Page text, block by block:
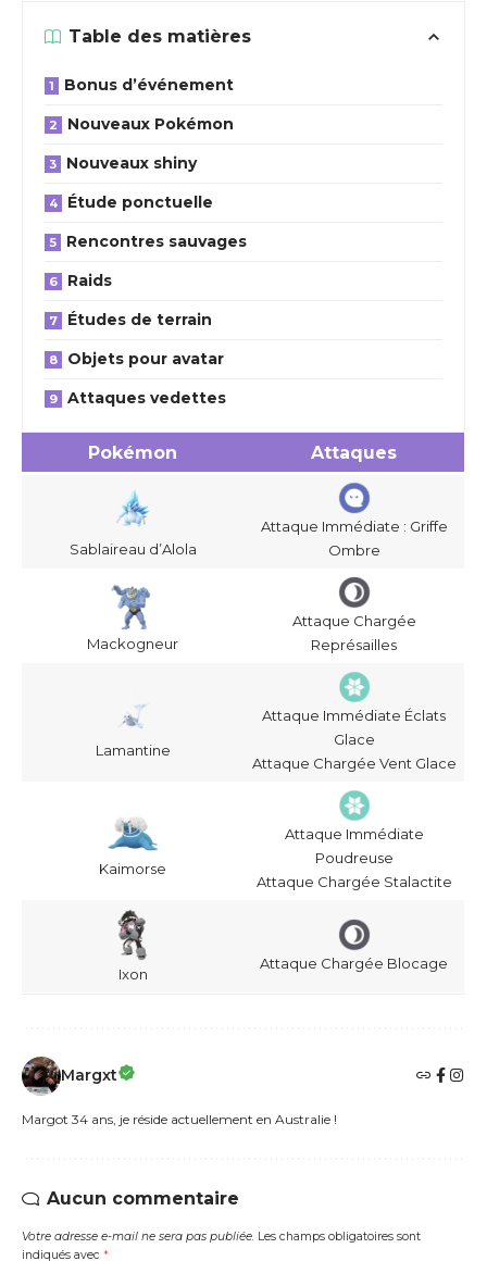
Table des matières
Bonus d’événement
Nouveaux Pokémon
Nouveaux shiny
Étude ponctuelle
Rencontres sauvages
Raids
Études de terrain
Objets pour avatar
Attaques vedettes
Pokémon Attaques
Sablaireau d’Alola
Attaque Immédiate : Griffe
Ombre
Mackogneur
Attaque Chargée
Représailles
Lamantine
Attaque Immédiate Éclats
Glace
Attaque Chargée Vent Glace
Kaimorse
Attaque Immédiate
Poudreuse
Attaque Chargée Stalactite
Ixon
Attaque Chargée Blocage
Margxt
Margot 34 ans, je réside actuellement en Australie !
Aucun commentaire
Votre adresse e-mail ne sera pas publiée. Les champs obligatoires sont
indiqués avec *